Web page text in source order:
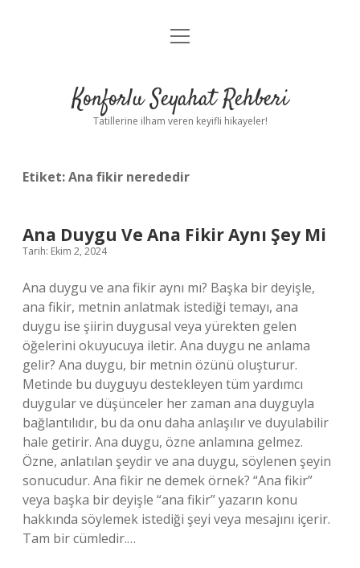
Anasayfa
Yasal Uyarı
menüyü
Konforlu Seyahat Rehberi
Tatillerine ilham veren keyifli hikayeler!
Etiket:Ana fikir nerededir
Ana Duygu Ve Ana Fikir Aynı Şey Mi
Tarih: Ekim 2, 2024
Ana duygu ve ana fikir aynı mı? Başka bir deyişle,
ana fikir, metnin anlatmak istediği temayı, ana
duygu ise şiirin duygusal veya yürekten gelen
öğelerini okuyucuya iletir. Ana duygu ne anlama
gelir? Ana duygu, bir metnin özünü oluşturur.
Metinde bu duyguyu destekleyen tüm yardımcı
duygular ve düşünceler her zaman ana duyguyla
bağlantılıdır, bu da onu daha anlaşılır ve duyulabilir
hale getirir. Ana duygu, özne anlamına gelmez.
Özne, anlatılan şeydir ve ana duygu, söylenen şeyin
sonucudur. Ana fikir ne demek örnek? “Ana fikir”
veya başka bir deyişle “ana fikir” yazarın konu
hakkında söylemek istediği şeyi veya mesajını içerir.
Tam bir cümledir.…